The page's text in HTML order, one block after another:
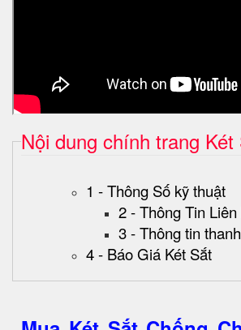
Nội dung chính trang Két
1 - Thông Số kỹ thuật
2 - Thông Tin Liên
3 - Thông tin
4 - Báo Giá Két Sắt